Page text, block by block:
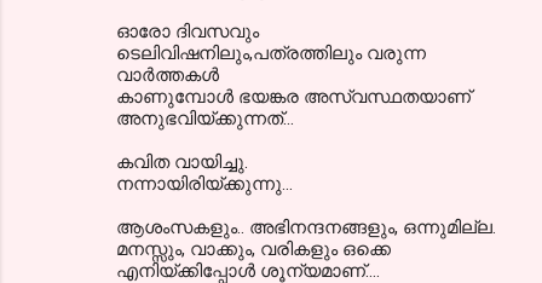
ഓരോ ദിവസവും
ടെലിവിഷനിലും,പത്രത്തിലും വരുന്ന
വാര്‍ത്തകള്‍
കാണുമ്പോള്‍ ഭയങ്കര അസ്വസ്ഥതയാണ്
അനുഭവിയ്ക്കുന്നത്...
കവിത വായിച്ചു.
നന്നായിരിയ്ക്കുന്നു...
ആശംസകളും.. അഭിനന്ദനങ്ങളും, ഒന്നുമില്ല.
മനസ്സും, വാക്കും, വരികളും ഒക്കെ
എനിയ്ക്കിപ്പോള്‍ ശൂന്യമാണ്....